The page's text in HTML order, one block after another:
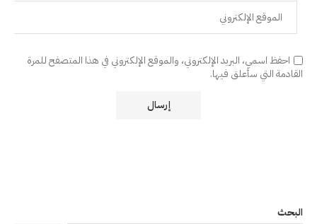
احفظ اسمي، البريد الإلكتروني، والموقع الإلكتروني في هذا المتصفح للمرة
القادمة التي سأعلق فيها.
البحث